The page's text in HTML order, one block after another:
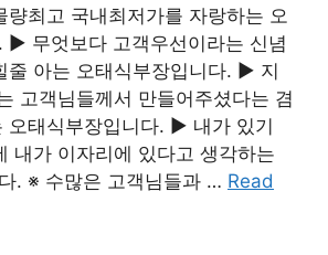
량최고 국내최저가를 자랑하는 오
▶ 무엇보다 고객우선이라는 신념
줄 아는 오태식부장입니다. ▶ 지
고객님들께서 만들어주셨다는 겸
오태식부장입니다. ▶ 내가 있기
내가 이자리에 있다고 생각하는
. ※ 수많은 고객님들과 … Read